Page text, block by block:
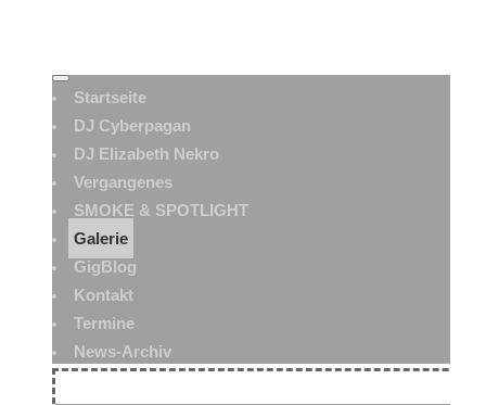
Startseite
DJ Cyberpagan
DJ Elizabeth Nekro
Vergangenes
SMOKE & SPOTLIGHT
Galerie
GigBlog
Kontakt
Termine
News-Archiv